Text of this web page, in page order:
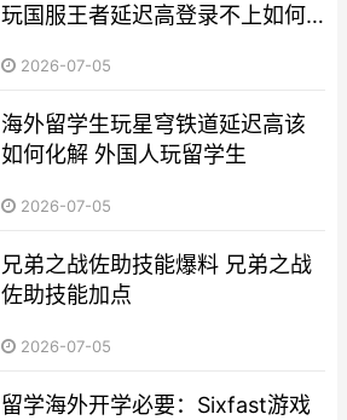
玩国服王者延迟高登录不上如何
2026-07-05
海外留学生玩星穹铁道延迟高该
如何化解 外国人玩留学生
2026-07-05
兄弟之战佐助技能爆料 兄弟之战
佐助技能加点
2026-07-05
留学海外开学必要：Sixfast游戏